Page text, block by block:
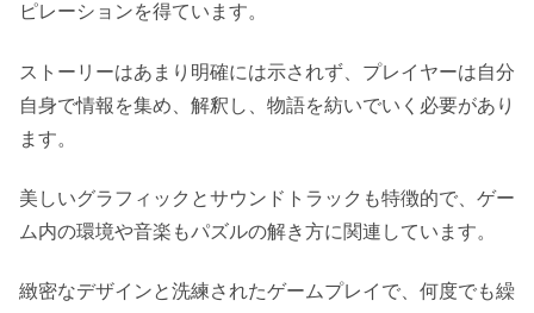
ピレーションを得ています。
ストーリーはあまり明確には示されず、プレイヤーは自分
自身で情報を集め、解釈し、物語を紡いでいく必要があり
ます。
美しいグラフィックとサウンドトラックも特徴的で、ゲー
ム内の環境や音楽もパズルの解き方に関連しています。
緻密なデザインと洗練されたゲームプレイで、何度でも繰